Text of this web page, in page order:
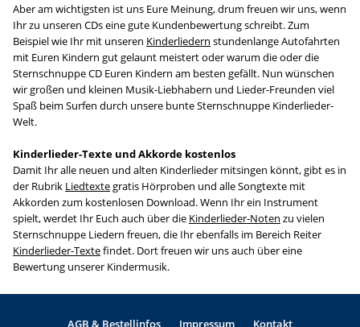
Aber am wichtigsten ist uns Eure Meinung, drum freuen wir uns, wenn
Ihr zu unseren CDs eine gute Kundenbewertung schreibt. Zum
Beispiel wie Ihr mit unseren Kinderliedern stundenlange Autofahrten
mit Euren Kindern gut gelaunt meistert oder warum die oder die
Sternschnuppe CD Euren Kindern am besten gefällt. Nun wünschen
wir großen und kleinen Musik-Liebhabern und Lieder-Freunden viel
Spaß beim Surfen durch unsere bunte Sternschnuppe Kinderlieder-
Welt.
Kinderlieder-Texte und Akkorde kostenlos
Damit Ihr alle neuen und alten Kinderlieder mitsingen könnt, gibt es in
der Rubrik Liedtextegratis Hörproben und alle Songtexte mit
Akkorden zum kostenlosen Download. Wenn Ihr ein Instrument
spielt, werdet Ihr Euch auch über die Kinderlieder-Noten zu vielen
Sternschnuppe Liedern freuen, die Ihr ebenfalls im Bereich Reiter
Kinderlieder-Textefindet. Dort freuen wir uns auch über eine
Bewertung unserer Kindermusik.
AGB & Bestellinfos Impressum Kontakt